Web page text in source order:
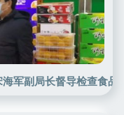
军副局长督导检查食品